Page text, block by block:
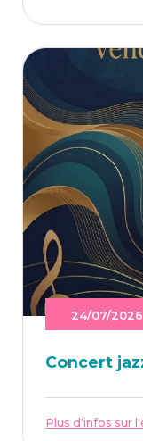
24/07/2026
Concert
Plus d'infos sur